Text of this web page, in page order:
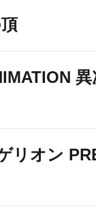
リオン